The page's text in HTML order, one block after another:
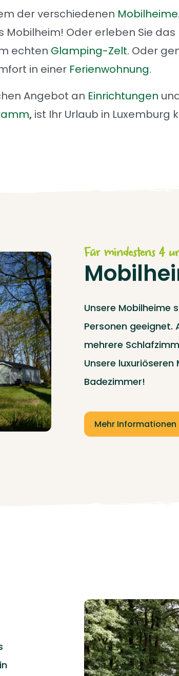
der verschiedenen Mobilheime
Mobilheim! Oder erleben Sie das
echten Glamping-Zelt. Oder
in einer Ferienwohnung.
Angebot an Einrichtungen
, ist Ihr Urlaub in Luxemburg
Für mindestens 4
Unsere Mobilheime
Personen geeignet.
mehrere
Unsere
Badezimmer!
Mehr Informationen